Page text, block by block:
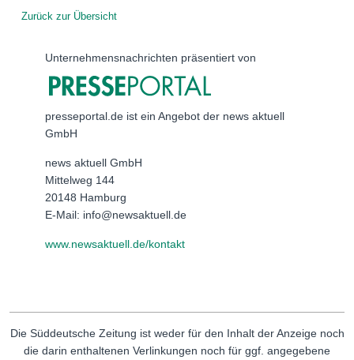
Zurück zur Übersicht
Unternehmensnachrichten präsentiert von
presseportal.de ist ein Angebot der news aktuell
GmbH
news aktuell GmbH
Mittelweg 144
20148 Hamburg
E-Mail: info@newsaktuell.de
www.newsaktuell.de/kontakt
Die Süddeutsche Zeitung ist weder für den Inhalt der Anzeige noch
die darin enthaltenen Verlinkungen noch für ggf. angegebene